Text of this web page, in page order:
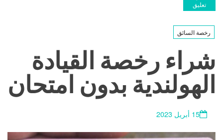
تعليق
رخصة السائق
شراء رخصة القيادة
الهولندية بدون امتحان
15 أبريل 2023